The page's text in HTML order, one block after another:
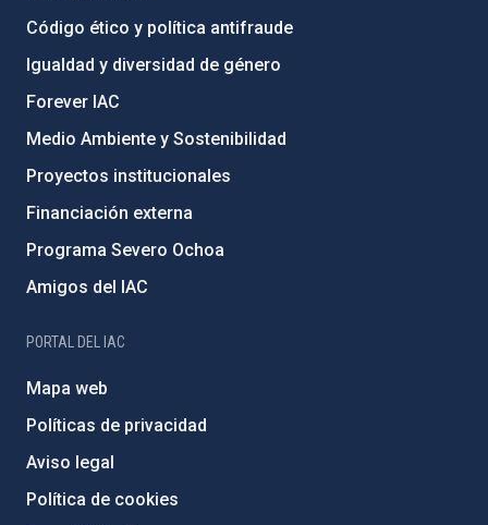
Código ético y política antifraude
Igualdad y diversidad de género
Forever IAC
Medio Ambiente y Sostenibilidad
Proyectos institucionales
Financiación externa
Programa Severo Ochoa
Amigos del IAC
PORTAL DEL IAC
Mapa web
Políticas de privacidad
Aviso legal
Política de cookies